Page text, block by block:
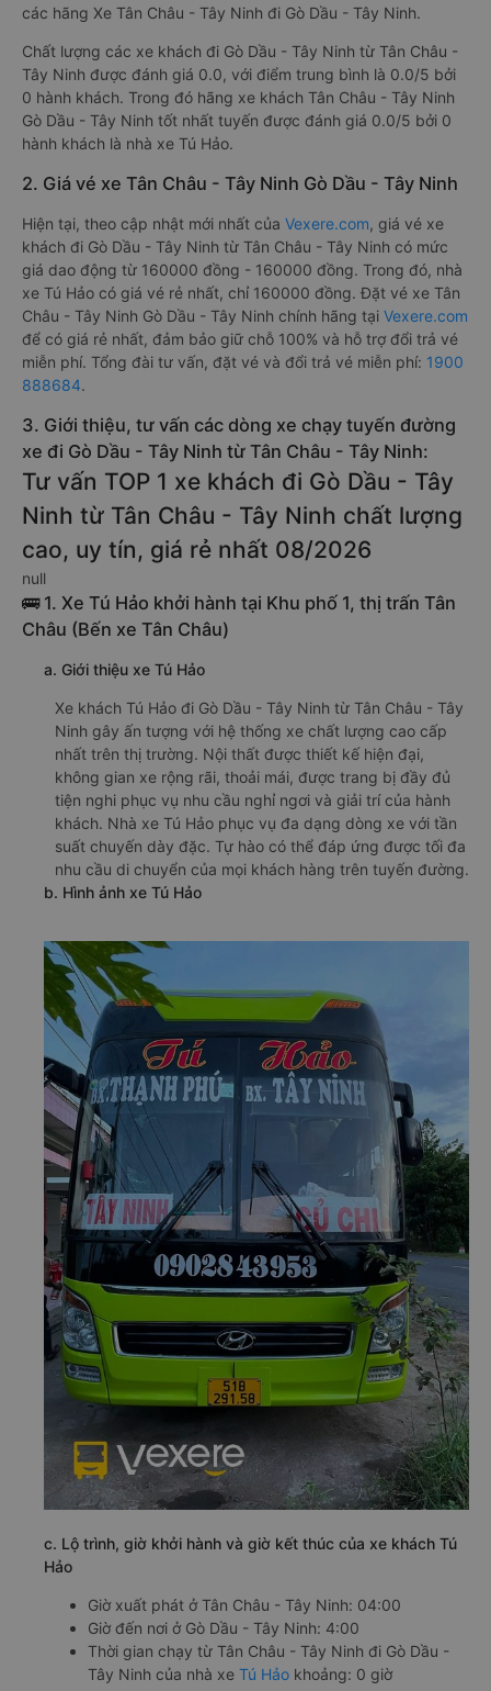
các hãng Xe Tân Châu - Tây Ninh đi Gò Dầu - Tây Ninh.
Chất lượng các xe khách đi Gò Dầu - Tây Ninh từ Tân Châu -
Tây Ninh được đánh giá 0.0, với điểm trung bình là 0.0/5 bởi
0 hành khách. Trong đó hãng xe khách Tân Châu - Tây Ninh
Gò Dầu - Tây Ninh tốt nhất tuyến được đánh giá 0.0/5 bởi 0
hành khách là nhà xe Tú Hảo.
2. Giá vé xe Tân Châu - Tây Ninh Gò Dầu - Tây Ninh
Hiện tại, theo cập nhật mới nhất của Vexere.com, giá vé xe
khách đi Gò Dầu - Tây Ninh từ Tân Châu - Tây Ninh có mức
giá dao động từ 160000 đồng - 160000 đồng. Trong đó, nhà
xe Tú Hảo có giá vé rẻ nhất, chỉ 160000 đồng. Đặt vé xe Tân
Châu - Tây Ninh Gò Dầu - Tây Ninh chính hãng tại Vexere.com
để có giá rẻ nhất, đảm bảo giữ chỗ 100% và hỗ trợ đổi trả vé
miễn phí. Tổng đài tư vấn, đặt vé và đổi trả vé miễn phí: 1900
888684.
3. Giới thiệu, tư vấn các dòng xe chạy tuyến đường
xe đi Gò Dầu - Tây Ninh từ Tân Châu - Tây Ninh:
Tư vấn TOP 1 xe khách đi Gò Dầu - Tây
Ninh từ Tân Châu - Tây Ninh chất lượng
cao, uy tín, giá rẻ nhất 08/2026
null
🚌 1. Xe Tú Hảo khởi hành tại Khu phố 1, thị trấn Tân
Châu (Bến xe Tân Châu)
a. Giới thiệu xe Tú Hảo
Xe khách Tú Hảo đi Gò Dầu - Tây Ninh từ Tân Châu - Tây
Ninh gây ấn tượng với hệ thống xe chất lượng cao cấp
nhất trên thị trường. Nội thất được thiết kế hiện đại,
không gian xe rộng rãi, thoải mái, được trang bị đầy đủ
tiện nghi phục vụ nhu cầu nghỉ ngơi và giải trí của hành
khách. Nhà xe Tú Hảo phục vụ đa dạng dòng xe với tần
suất chuyến dày đặc. Tự hào có thể đáp ứng được tối đa
nhu cầu di chuyển của mọi khách hàng trên tuyến đường.
b. Hình ảnh xe Tú Hảo
c. Lộ trình, giờ khởi hành và giờ kết thúc của xe khách Tú
Hảo
Giờ xuất phát ở Tân Châu - Tây Ninh: 04:00
Giờ đến nơi ở Gò Dầu - Tây Ninh: 4:00
Thời gian chạy từ Tân Châu - Tây Ninh đi Gò Dầu -
Tây Ninh của nhà xe Tú Hảo khoảng: 0 giờ